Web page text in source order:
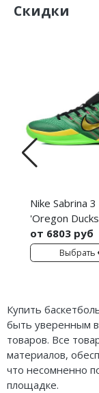
Скидки
Nike Sabrina 3
'Oregon
от 6803 руб
Выбрать
Купить
быть уверенным
товаров. Все
материалов,
что несомненно
площадке.